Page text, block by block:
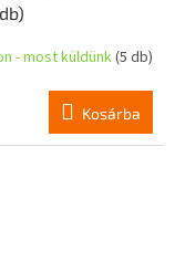
- most küldünk(5 db)
Kosárba